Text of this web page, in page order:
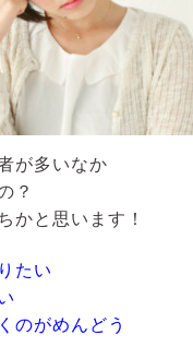
が多いなか
？
かと思います！
たい
のがめんどう